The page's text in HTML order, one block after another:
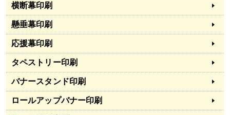
横断幕印刷
懸垂幕印刷
応援幕印刷
タペストリー印刷
バナースタンド印刷
ロールアップバナー印刷